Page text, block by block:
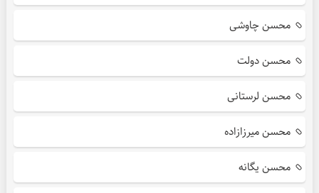
محسن چاوشی
محسن دولت
محسن لرستانی
محسن میرزازاده
محسن یگانه